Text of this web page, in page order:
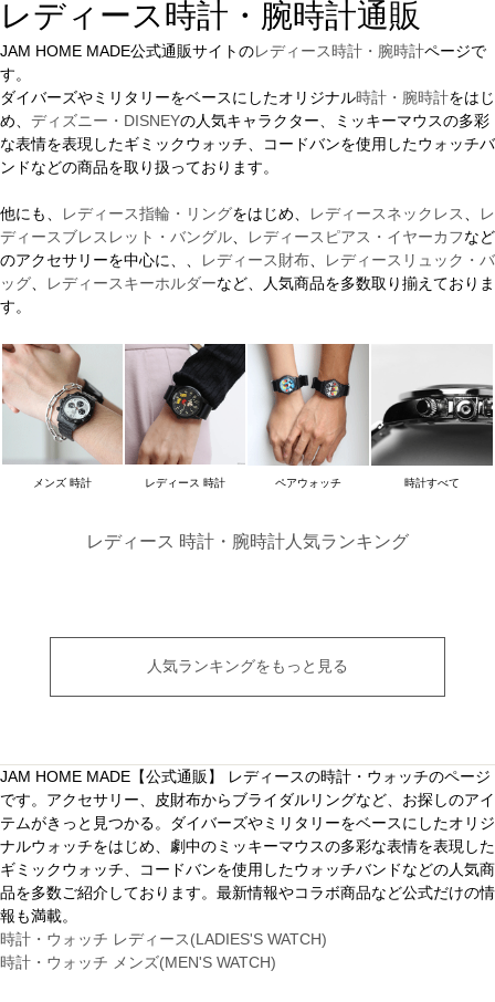
レディース時計・腕時計通販
JAM HOME MADE公式通販サイトのレディース時計・腕時計ページで
す。
ダイバーズやミリタリーをベースにしたオリジナル時計・腕時計をはじ
め、 ディズニー・DISNEYの人気キャラクター、ミッキーマウスの多彩
な表情を表現したギミックウォッチ、コードバンを使用したウォッチバ
ンドなどの商品を取り扱っております。
他にも、 レディース指輪・リングをはじめ、 レディースネックレス、
レ
ディースブレスレット・バングル、 レディースピアス・イヤーカフなど
のアクセサリーを中心に、、
レディース財布、
レディースリュック・バ
ッグ、 レディースキーホルダーなど、人気商品を多数取り揃えておりま
す。
メンズ 時計 レディース 時計 ペアウォッチ 時計すべて
レディース 時計・腕時計人気ランキング
人気ランキングをもっと見る
JAM HOME MADE【公式通販】 レディースの時計・ウォッチのページ
です。アクセサリー、皮財布からブライダルリングなど、お探しのアイ
テムがきっと見つかる。ダイバーズやミリタリーをベースにしたオリジ
ナルウォッチをはじめ、劇中のミッキーマウスの多彩な表情を表現した
ギミックウォッチ、コードバンを使用したウォッチバンドなどの人気商
品を多数ご紹介しております。最新情報やコラボ商品など公式だけの情
報も満載。
時計・ウォッチ レディース(LADIES'S WATCH)
時計・ウォッチ メンズ(MEN'S WATCH)